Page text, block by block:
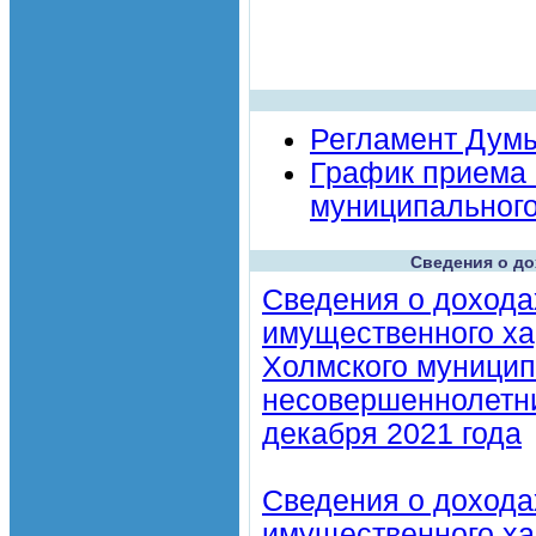
Регламент
График приема
Сведения о
Сведения о
имущественного
Холмского
декабря 2021 года
Сведения о